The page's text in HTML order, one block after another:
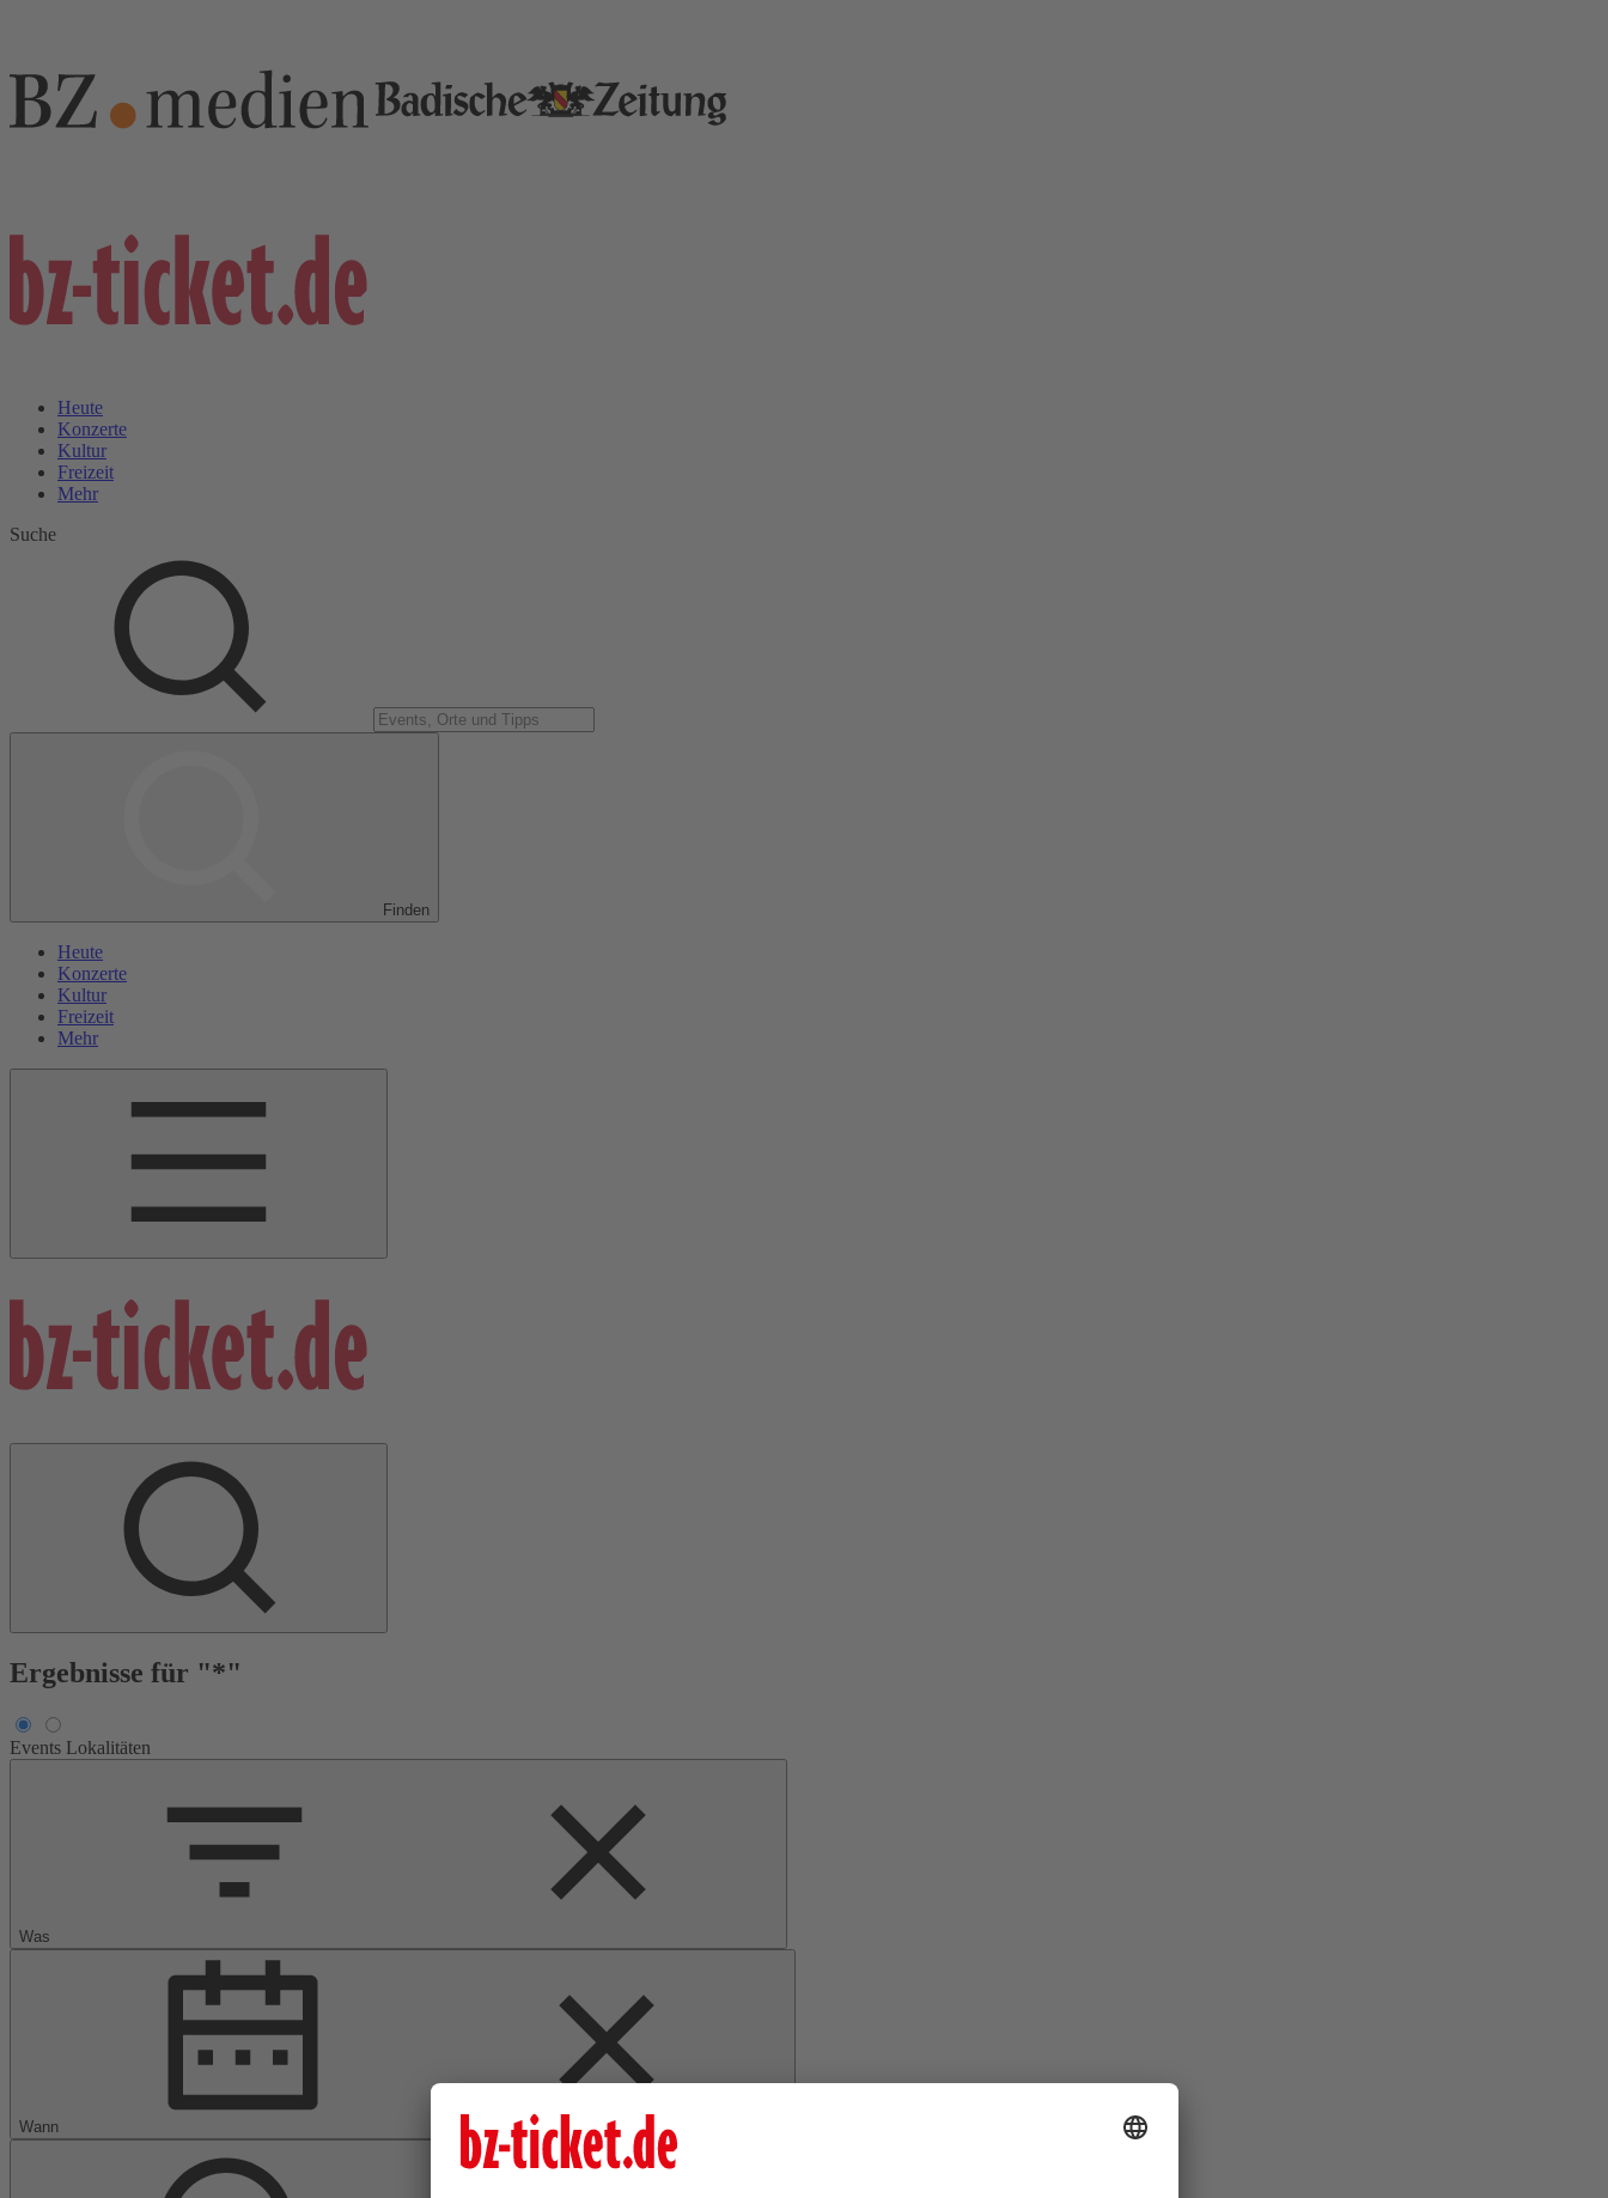
Heute
Konzerte
Kultur
Freizeit
Mehr
Suche
Finden
Heute
Konzerte
Kultur
Freizeit
Mehr
Ergebnisse für "*"
Events Lokalitäten
Was
Wann